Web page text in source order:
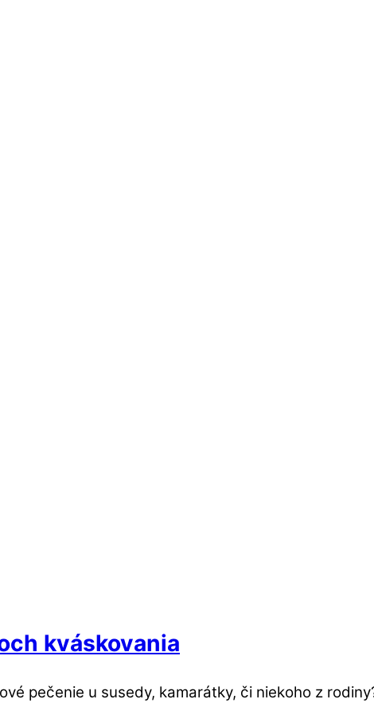
kváskovania
pečenie u susedy, kamarátky, či niekoho z